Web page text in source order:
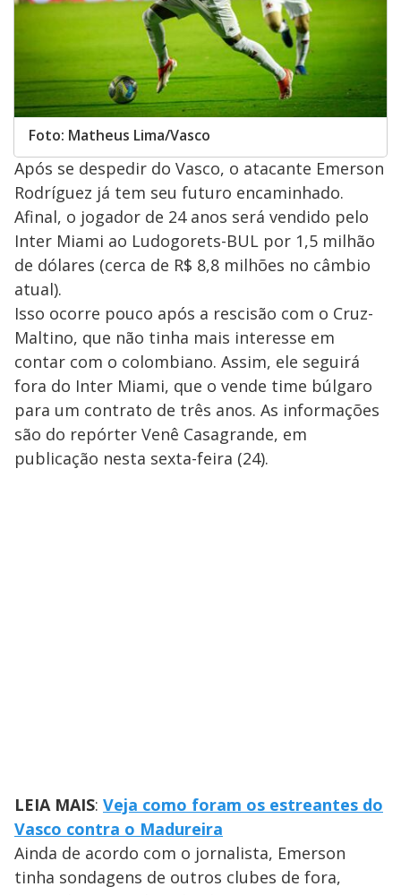
Foto: Matheus Lima/Vasco
Após se despedir do Vasco, o atacante Emerson
Rodríguez já tem seu futuro encaminhado.
Afinal, o jogador de 24 anos será vendido pelo
Inter Miami ao Ludogorets-BUL por 1,5 milhão
de dólares (cerca de R$ 8,8 milhões no câmbio
atual).
Isso ocorre pouco após a rescisão com o Cruz-
Maltino, que não tinha mais interesse em
contar com o colombiano. Assim, ele seguirá
fora do Inter Miami, que o vende time búlgaro
para um contrato de três anos. As informações
são do repórter Venê Casagrande, em
publicação nesta sexta-feira (24).
LEIA MAIS: Veja como foram os estreantes do
Vasco contra o Madureira
Ainda de acordo com o jornalista, Emerson
tinha sondagens de outros clubes de fora,